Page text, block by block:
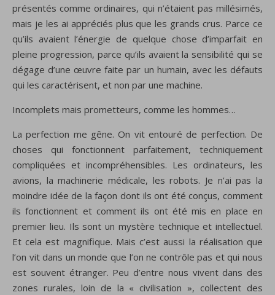
présentés comme ordinaires, qui n’étaient pas millésimés,
mais je les ai appréciés plus que les grands crus. Parce ce
qu’ils avaient l’énergie de quelque chose d’imparfait en
pleine progression, parce qu’ils avaient la sensibilité qui se
dégage d’une œuvre faite par un humain, avec les défauts
qui les caractérisent, et non par une machine.
Incomplets mais prometteurs, comme les hommes…
La perfection me gêne. On vit entouré de perfection. De
choses qui fonctionnent parfaitement, techniquement
compliquées et incompréhensibles. Les ordinateurs, les
avions, la machinerie médicale, les robots. Je n’ai pas la
moindre idée de la façon dont ils ont été conçus, comment
ils fonctionnent et comment ils ont été mis en place en
premier lieu. Ils sont un mystère technique et intellectuel.
Et cela est magnifique. Mais c’est aussi la réalisation que
l’on vit dans un monde que l’on ne contrôle pas et qui nous
est souvent étranger. Peu d’entre nous vivent dans des
zones rurales, loin de la « civilisation », collectent des